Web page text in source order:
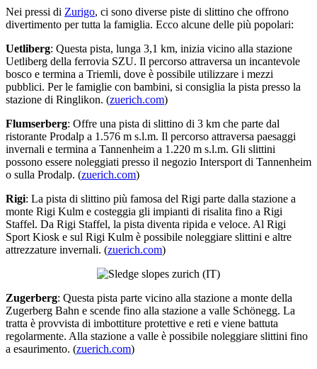
Nei pressi di Zurigo, ci sono diverse piste di slittino che offrono
divertimento per tutta la famiglia. Ecco alcune delle più popolari:
Uetliberg: Questa pista, lunga 3,1 km, inizia vicino alla stazione
Uetliberg della ferrovia SZU. Il percorso attraversa un incantevole
bosco e termina a Triemli, dove è possibile utilizzare i mezzi
pubblici. Per le famiglie con bambini, si consiglia la pista presso la
stazione di Ringlikon. (zuerich.com)
Flumserberg: Offre una pista di slittino di 3 km che parte dal
ristorante Prodalp a 1.576 m s.l.m. Il percorso attraversa paesaggi
invernali e termina a Tannenheim a 1.220 m s.l.m. Gli slittini
possono essere noleggiati presso il negozio Intersport di Tannenheim
o sulla Prodalp. (zuerich.com)
Rigi: La pista di slittino più famosa del Rigi parte dalla stazione a
monte Rigi Kulm e costeggia gli impianti di risalita fino a Rigi
Staffel. Da Rigi Staffel, la pista diventa ripida e veloce. Al Rigi
Sport Kiosk e sul Rigi Kulm è possibile noleggiare slittini e altre
attrezzature invernali. (zuerich.com)
Zugerberg: Questa pista parte vicino alla stazione a monte della
Zugerberg Bahn e scende fino alla stazione a valle Schönegg. La
tratta è provvista di imbottiture protettive e reti e viene battuta
regolarmente. Alla stazione a valle è possibile noleggiare slittini fino
a esaurimento. (zuerich.com)